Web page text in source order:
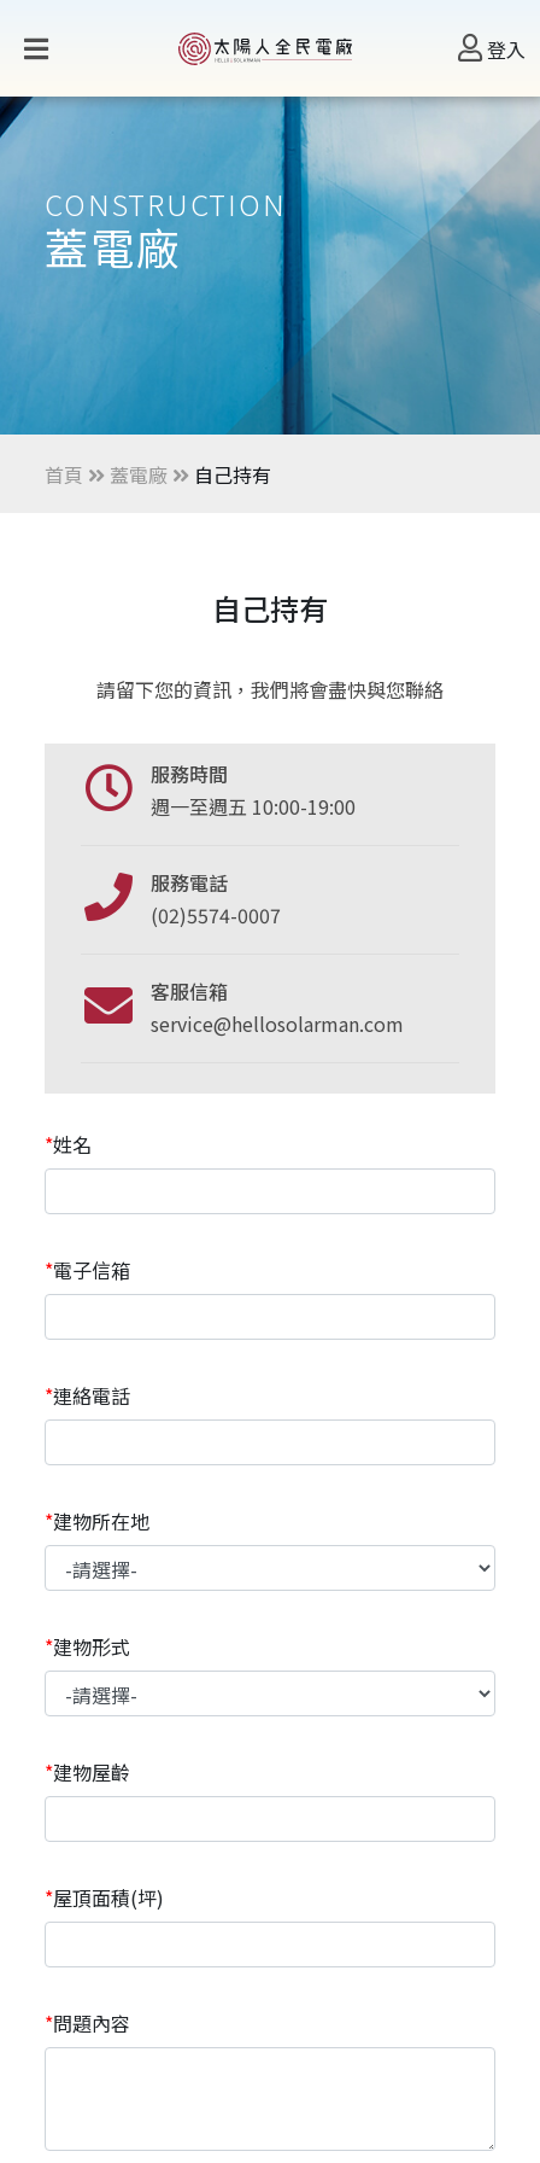
登入
CONSTRUCTION
蓋電廠
首頁 蓋電廠 自己持有
自己持有
請留下您的資訊，我們將會盡快與您聯絡
服務時間
週一至週五 10:00-19:00
服務電話
(02)5574-0007
客服信箱
service@hellosolarman.com
姓名
電子信箱
連絡電話
建物所在地
建物形式
建物屋齡
屋頂面積(坪)
問題內容